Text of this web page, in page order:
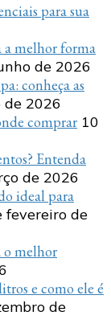
para sua
a melhor forma
de 2026
conheça as
de 2026
comprar 10
Entenda
de 2026
ideal para
fevereiro de
o melhor
e como ele é
de